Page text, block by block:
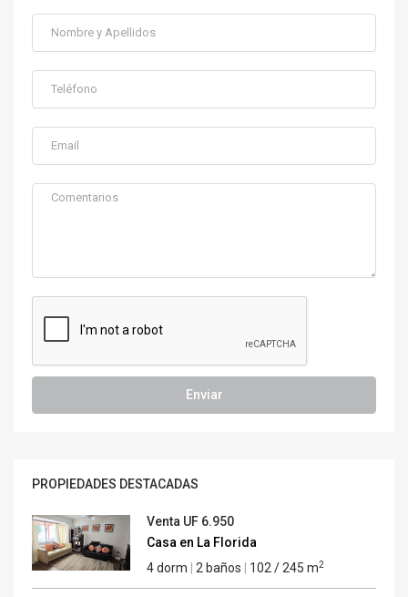
Enviar
PROPIEDADES DESTACADAS
Venta UF 6.950
Casa en La Florida
4 dorm
2 baños 102 / 245 m2